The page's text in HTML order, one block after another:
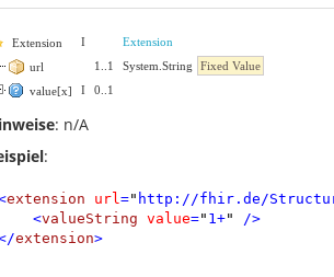
Extension I
Extension
url
1 1 System.String
Fixed Value
value[x]
I 0 1
: n/A
:
extension url =" http://fhir.de/
<valueString value=" 1+"
/>
extension>